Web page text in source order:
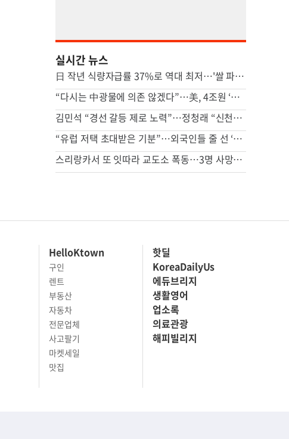
실시간 뉴스
日 작년 식량자급률 37%로 역대 최저…'쌀 파동' 여파
“다시는 中광물에 의존 않겠다”…美, 4조원 ‘광업 프로젝트’ 추진
김민석 “경선 갈등 제로 노력”…정청래 “신천지 의혹 제기 사과부터”
“유럽 저택 초대받은 기분”…외국인들 줄 선 ‘K뷰티 핫플’ 비밀 [비크닉]
스리랑카서 또 잇따라 교도소 폭동…3명 사망·20여명 부상
HelloKtown
구인
렌트
부동산
자동차
전문업체
사고팔기
마켓세일
맛집
핫딜
KoreaDailyUs
에듀브리지
생활영어
업소록
의료관광
해피빌리지